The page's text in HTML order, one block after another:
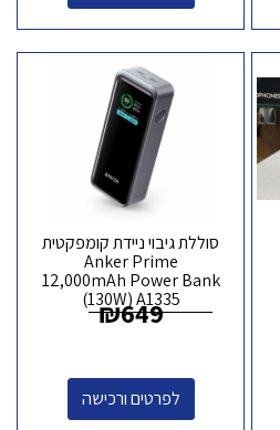
סוללת גיבוי ניידת קומפקטית
Anker Prime
12,000mAh Power Bank
(130W) A1335
₪649
לפרטים ורכישה